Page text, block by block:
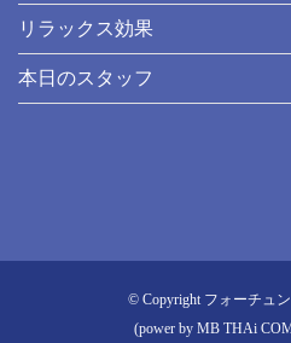
リラックス効果
本日のスタッフ
© Copyright フォーチュン
(power by MB THAi